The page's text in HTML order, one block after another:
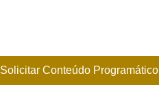
Solicitar Conteúdo Programático